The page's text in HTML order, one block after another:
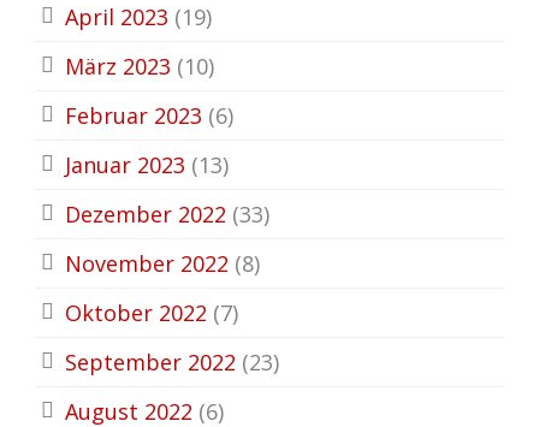
April 2023 (19)
März 2023 (10)
Februar 2023 (6)
Januar 2023 (13)
Dezember 2022 (33)
November 2022 (8)
Oktober 2022 (7)
September 2022 (23)
August 2022 (6)